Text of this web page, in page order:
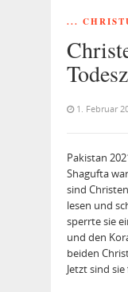
...
1. Februar
Pakistan
Shagufta
sind
lesen und
sperrte sie
und den
beiden
Jetzt sind sie